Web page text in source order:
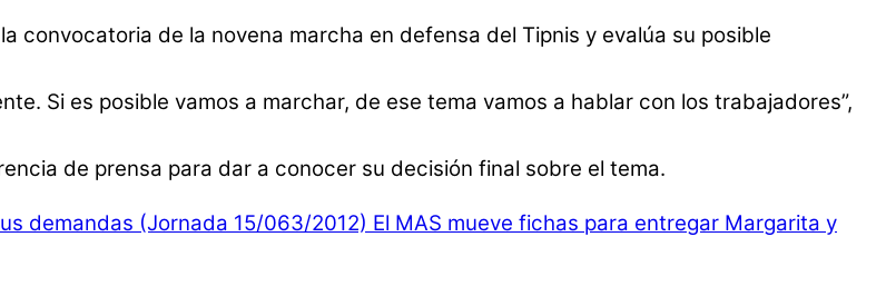
convocatoria de la novena marcha en defensa del Tipnis y evalúa su posible
Si es posible vamos a marchar, de ese tema vamos a hablar con los trabajadores”,
de prensa para dar a conocer su decisión final sobre el tema.
demandas (Jornada 15/063/2012) El MAS mueve fichas para entregar Margarita y